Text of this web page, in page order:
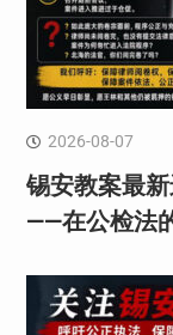
2026-08-07
锡安教案最
——在公检法